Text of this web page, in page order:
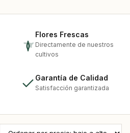
Flores Frescas
Directamente de nuestros
cultivos
Garantía de Calidad
Satisfacción garantizada